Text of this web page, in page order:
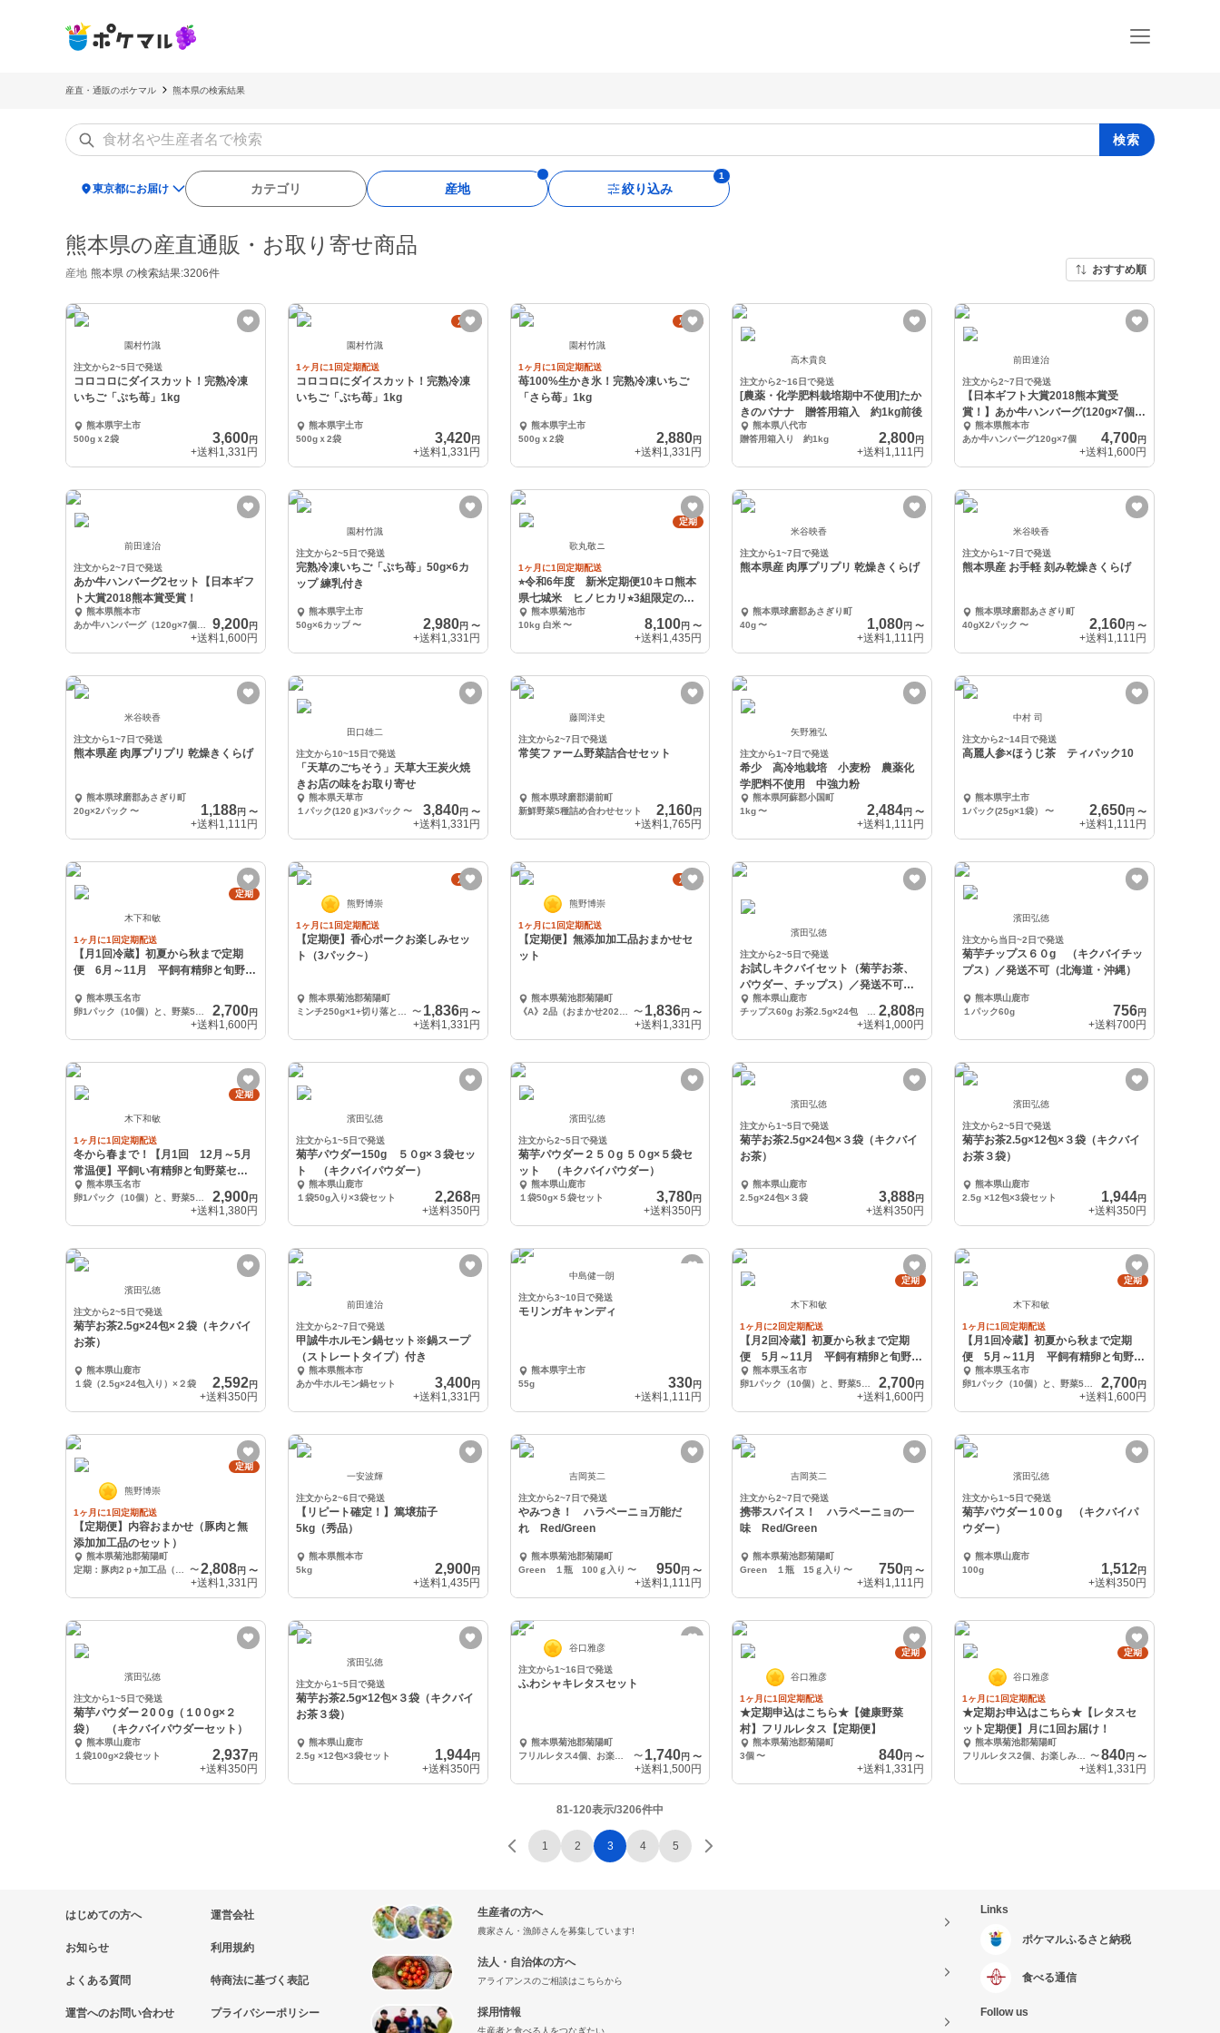
産直・通販のポケマル 熊本県の検索結果
検索
location_on東京都にお届け カテゴリ 産地 絞り込み
熊本県の産直通販・お取り寄せ商品
産地 熊本県 の検索結果:3206件 おすすめ順
園村竹識
注文から2~5日で発送
コロコロにダイスカット！完熟冷凍
いちご「ぷち苺」1kg
熊本県宇土市
500gｘ2袋
3,600円
+送料1,331円
定期
園村竹識
1ヶ月に1回定期配送
コロコロにダイスカット！完熟冷凍
いちご「ぷち苺」1kg
熊本県宇土市
500gｘ2袋
3,420円
+送料1,331円
定期
園村竹識
1ヶ月に1回定期配送
苺100%生かき氷！完熟冷凍いちご
「さら苺」1kg
熊本県宇土市
500gｘ2袋
2,880円
+送料1,331円
高木貴良
注文から2~16日で発送
[農薬・化学肥料栽培期中不使用]たか
きのバナナ 贈答用箱入 約1kg前後
熊本県八代市
贈答用箱入り 約1kg
2,800円
+送料1,111円
前田達治
注文から2~7日で発送
【日本ギフト大賞2018熊本賞受
賞！】あか牛ハンバーグ(120g×7個セ
ット)熊本県熊本市
あか牛ハンバーグ120g×7個
4,700円
+送料1,600円
前田達治
注文から2~7日で発送
あか牛ハンバーグ2セット【日本ギフ
ト大賞2018熊本賞受賞！
熊本県熊本市
9,200円
+送料1,600円
園村竹識
注文から2~5日で発送
完熟冷凍いちご「ぷち苺」50g×6カ
ップ 練乳付き
熊本県宇土市
50g×6カップ 〜 2,980円 〜
+送料1,331円
定期
歌丸敬ニ
1ヶ月に1回定期配送
⭐︎令和6年度 新米定期便10キロ熊本
県七城米 ヒノヒカリ⭐︎3組限定の定
期便熊本県菊池市
10kg 白米 〜 8,100円〜
+送料1,435円
米谷映香
注文から1~7日で発送
熊本県産 肉厚プリプリ 乾燥きくらげ
熊本県球磨郡あさぎり町
40g 〜 1,080円〜
+送料1,111円
米谷映香
注文から1~7日で発送
熊本県産 お手軽 刻み乾燥きくらげ
熊本県球磨郡あさぎり町
40gX2パック 〜 2,160円 〜
+送料1,111円
米谷映香
注文から1~7日で発送
熊本県産 肉厚プリプリ 乾燥きくらげ
熊本県球磨郡あさぎり町
20g×2パック 〜 1,188円 〜
+送料1,111円
田口雄二
注文から10~15日で発送
「天草のごちそう」天草大王炭火焼
きお店の味をお取り寄せ
熊本県天草市
１パック(120ｇ)×3パック 〜 3,840円 〜
+送料1,331円
藤岡洋史
注文から2~7日で発送
常笑ファーム野菜詰合せセット
熊本県球磨郡湯前町
新鮮野菜5種詰め合わせセット
2,160円
+送料1,765円
矢野雅弘
注文から1~7日で発送
希少 高冷地栽培 小麦粉 農薬化
学肥料不使用 中強力粉
熊本県阿蘇郡小国町
1kg 〜 2,484円〜
+送料1,111円
中村 司
注文から2~14日で発送
高麗人参×ほうじ茶 ティパック10
熊本県宇土市
1パック(25g×1袋）
〜 2,650円 〜
+送料1,111円
定期
木下和敏
1ヶ月に1回定期配送
【月1回冷蔵】初夏から秋まで定期
便 6月～11月 平飼有精卵と旬野菜
熊本県玉名市
2,700円
+送料1,600円
定期
熊野博崇
1ヶ月に1回定期配送
【定期便】香心ポークお楽しみセッ
ト（3パック~）
熊本県菊池郡菊陽町
〜 1,836円 〜
+送料1,331円
定期
熊野博崇
1ヶ月に1回定期配送
【定期便】無添加加工品おまかせセ
ット
熊本県菊池郡菊陽町
〜 1,836円〜
+送料1,331円
濱田弘徳
注文から2~5日で発送
お試しキクバイセット（菊芋お茶、
パウダー、チップス）／発送不可
（北海道・沖縄）
熊本県山鹿市
2,808円
+送料1,000円
濱田弘徳
注文から当日~2日で発送
菊芋チップス６０g （キクバイチッ
プス）／発送不可（北海道・沖縄）
熊本県山鹿市
１パック60g
756円
+送料700円
定期
木下和敏
1ヶ月に1回定期配送
冬から春まで！【月1回 12月～5月
常温便】平飼い有精卵と旬野菜セッ
ト便熊本県玉名市
2,900円
+送料1,380円
濱田弘徳
注文から1~5日で発送
菊芋パウダー150g ５０g×３袋セッ
ト （キクバイパウダー）
熊本県山鹿市
１袋50g入り×3袋セット
2,268円
+送料350円
濱田弘徳
注文から2~5日で発送
菊芋パウダー２５０g ５０g×５袋セ
ット （キクバイパウダー）
熊本県山鹿市
１袋50g×５袋セット
3,780円
+送料350円
濱田弘徳
注文から1~5日で発送
菊芋お茶2.5g×24包×３袋（キクバイ
お茶）
熊本県山鹿市
2.5g×24包×３袋
3,888円
+送料350円
濱田弘徳
注文から2~5日で発送
菊芋お茶2.5g×12包×３袋（キクバイ
お茶３袋）
熊本県山鹿市
2.5g ×12包×3袋セット
1,944円
+送料350円
濱田弘徳
注文から2~5日で発送
菊芋お茶2.5g×24包×２袋（キクバイ
お茶）
熊本県山鹿市
１袋（2.5g×24包入り）×２袋
2,592円
+送料350円
前田達治
注文から2~7日で発送
甲誠牛ホルモン鍋セット※鍋スープ
（ストレートタイプ）付き
熊本県熊本市
あか牛ホルモン鍋セット
3,400円
+送料1,331円
中島健一朗
注文から3~10日で発送
モリンガキャンディ
熊本県宇土市
55g
330円
+送料1,111円
定期
木下和敏
1ヶ月に2回定期配送
【月2回冷蔵】初夏から秋まで定期
便 5月～11月 平飼有精卵と旬野菜
セット便
熊本県玉名市
2,700円
+送料1,600円
定期
木下和敏
1ヶ月に1回定期配送
【月1回冷蔵】初夏から秋まで定期
便 5月～11月 平飼有精卵と旬野菜
セット便
熊本県玉名市
2,700円
+送料1,600円
定期
熊野博崇
1ヶ月に1回定期配送
【定期便】内容おまかせ（豚肉と無
添加加工品のセット）
熊本県菊池郡菊陽町
〜 2,808円 〜
+送料1,331円
一安波輝
注文から2~6日で発送
【リピート確定！】篤壌茄子
5kg（秀品）
熊本県熊本市
5kg
2,900円
+送料1,435円
吉岡英二
注文から2~7日で発送
やみつき！ ハラペーニョ万能だ
れ Red/Green
熊本県菊池郡菊陽町
Green １瓶 100ｇ入り 〜 950円〜
+送料1,111円
吉岡英二
注文から2~7日で発送
携帯スパイス！ ハラペーニョの一
味 Red/Green
熊本県菊池郡菊陽町
Green １瓶 15ｇ入り 〜 750円〜
+送料1,111円
濱田弘徳
注文から1~5日で発送
菊芋パウダー１0０g （キクバイパ
ウダー）
熊本県山鹿市
100g
1,512円
+送料350円
濱田弘徳
注文から1~5日で発送
菊芋パウダー２0０g（１0０g×２
袋） （キクバイパウダーセット）
熊本県山鹿市
１袋100g×2袋セット
2,937 円
+送料350円
濱田弘徳
注文から1~5日で発送
菊芋お茶2.5g×12包×３袋（キクバイ
お茶３袋）
熊本県山鹿市
2.5g ×12包×3袋セット
1,944円
+送料350円
谷口雅彦
注文から1~16日で発送
ふわシャキレタスセット
熊本県菊池郡菊陽町
フリルレタス4個、お楽しみレタス2個
〜 1,740円〜
+送料1,500円
定期
谷口雅彦
1ヶ月に1回定期配送
★定期申込はこちら★【健康野菜
村】フリルレタス【定期便】
熊本県菊池郡菊陽町
3個 〜 840円〜
+送料1,331円
定期
谷口雅彦
1ヶ月に1回定期配送
★定期お申込はこちら★【レタスセ
ット定期便】月に1回お届け！
熊本県菊池郡菊陽町
〜840円 〜
+送料1,331円
81-120表示/3206件中
1 2 3 4 5
はじめての方へ
お知らせ
よくある質問
運営へのお問い合わせ
運営会社
利用規約
特商法に基づく表記
プライバシーポリシー
生産者の方へ
農家さん・漁師さんを募集しています!
法人・自治体の方へ
アライアンスのご相談はこちらから
採用情報
生産者と食べる人をつなぎたい
Links
ポケマルふるさと納税
食べる通信
Follow us